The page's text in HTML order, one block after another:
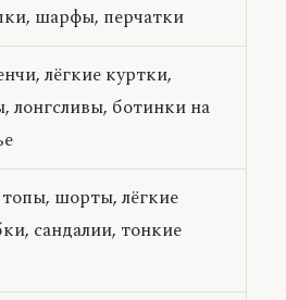
шарфы, перчатки
лёгкие куртки,
лонгсливы, ботинки на
шорты, лёгкие
сандалии, тонкие